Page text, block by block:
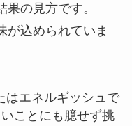
の見方です。
が込められていま
はエネルギッシュで
ことにも臆せず挑